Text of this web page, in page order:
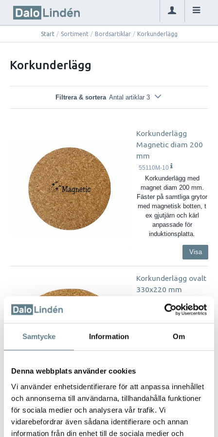
Samtycke Information Om
Denna webbplats använder cookies
Vi använder enhetsidentifierare för att anpassa innehållet
och annonserna till användarna, tillhandahålla funktioner
för sociala medier och analysera vår trafik. Vi
vidarebefordrar även sådana identifierare och annan
information från din enhet till de sociala medier och
Start / Sortiment / Bordsartiklar / Korkunderlägg
Korkunderlägg
Filtrera & sortera Antal artiklar 3
Korkunderlägg
Magnetic diam 200
mm
55110M-10
Korkunderlägg med
magnet diam 200 mm.
Fäster på samtliga grytor
med magnetisk botten, t
ex gjutjärn och kärl
anpassade för
induktionsplatta.
Visa
Korkunderlägg ovalt
330x220 mm
Korkunderlägg ovalt
330x220 mm, tjocklek
Visa
Korkunderlägg rund
form